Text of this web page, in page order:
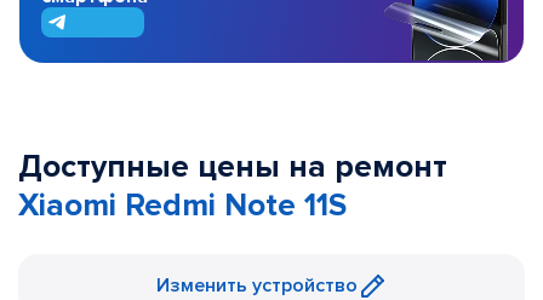
Доступные цены на ремонт
Xiaomi Redmi Note 11S
Изменить устройство